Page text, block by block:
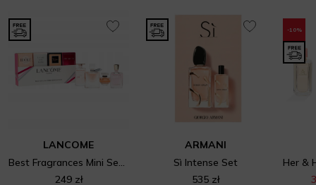
LANCOME
Best Fragrances Mini Set 4
249 zł
ARMANI
Sì Intense Set
535 zł
-10%